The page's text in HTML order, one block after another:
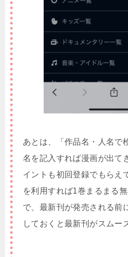
あとは、「作品名・人名で
名を記入すれば漫画が出て
イントも初回登録でもらえ
を利用すれば1巻まるまる
で、最新刊が発売される前
しておくと最新刊がスムー